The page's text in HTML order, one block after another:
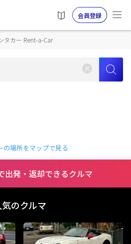
会員登録
タカー Rent-a-Car
の場所をマップで見る
出発・返却できるクルマ
気のクルマ